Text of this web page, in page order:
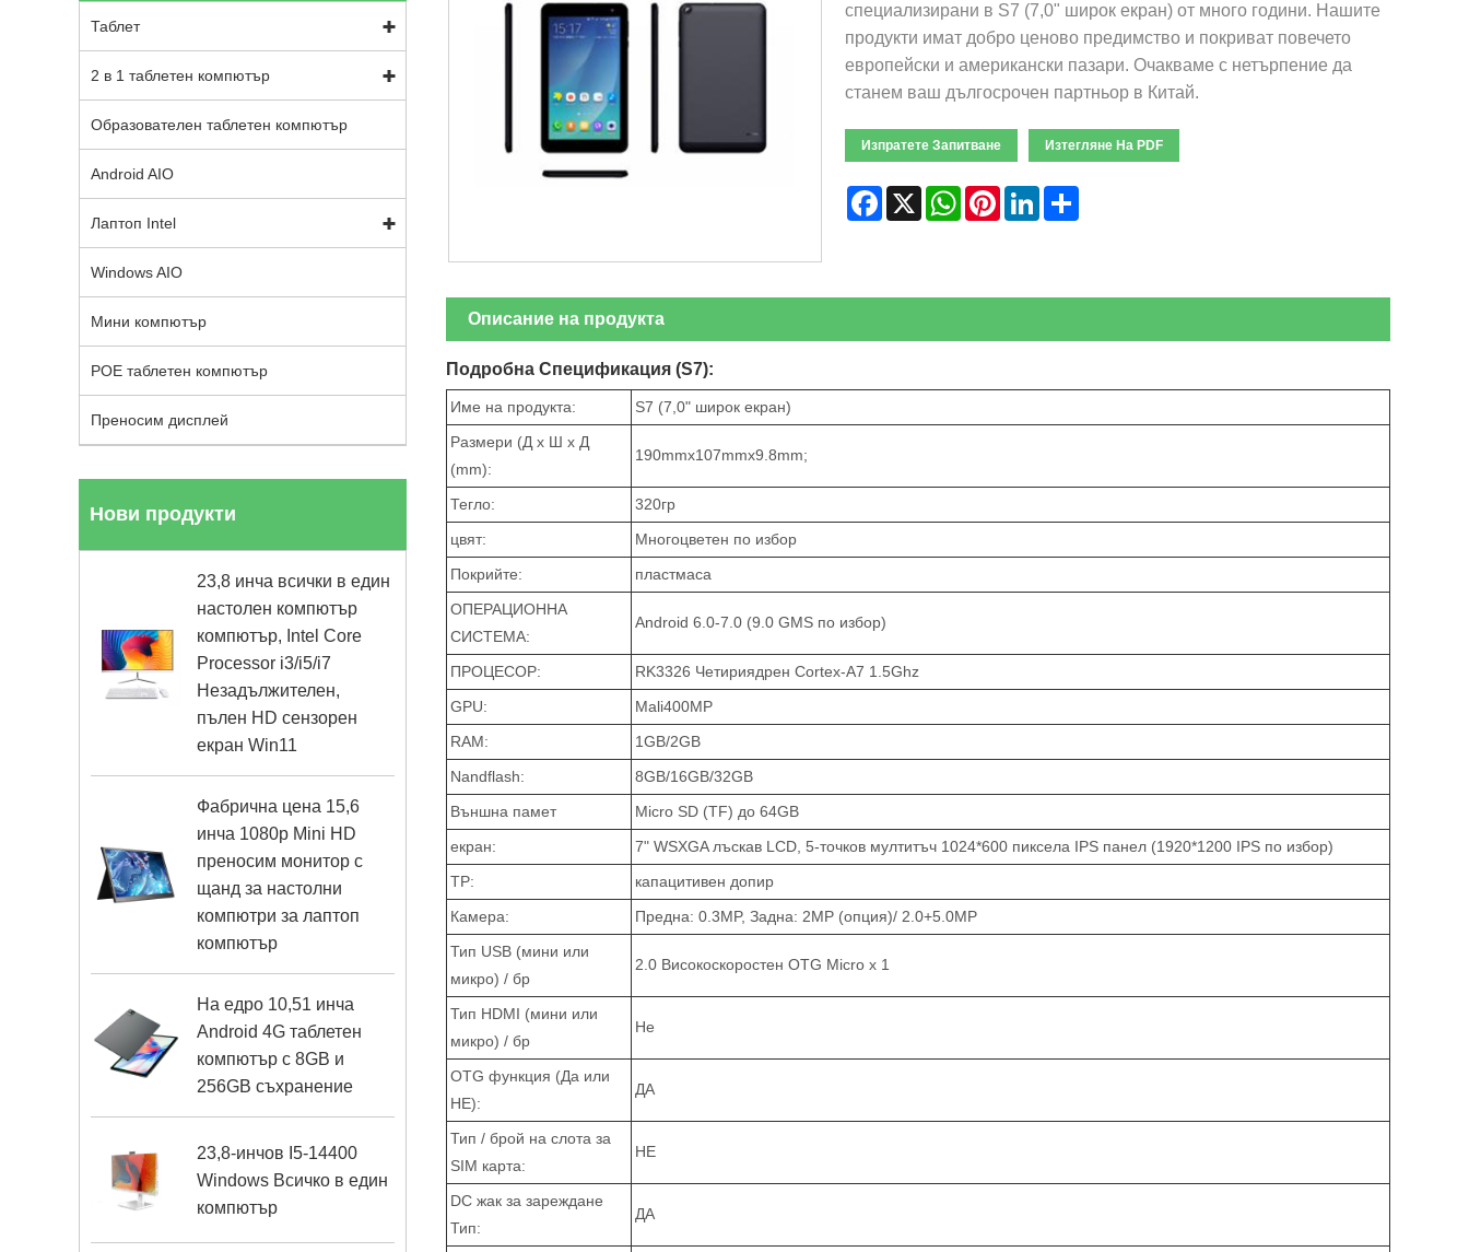
Таблет
2 в 1 таблетен компютър
Образователен таблетен компютър
Android AIO
Лаптоп Intel
Windows AIO
Мини компютър
POE таблетен компютър
Преносим дисплей
Нови продукти
23,8 инча всички в един
настолен компютър
компютър, Intel Core
Processor i3/i5/i7
Незадължителен,
пълен HD сензорен
екран Win11
Фабрична цена 15,6
инча 1080p Mini HD
преносим монитор с
щанд за настолни
компютри за лаптоп
компютър
На едро 10,51 инча
Android 4G таблетен
компютър с 8GB и
256GB съхранение
23,8-инчов I5-14400
Windows Всичко в един
компютър
специализирани в S7 (7,0" широк екран) от много години. Нашите
продукти имат добро ценово предимство и покриват повечето
европейски и американски пазари. Очакваме с нетърпение да
станем ваш дългосрочен партньор в Китай.
Изпратете Запитване Изтегляне На PDF
Facebook
X WhatsApp
PinterestLinkedInShare
Описание на продукта
Подробна Спецификация (S7):
Име на продукта:
S7 (7,0" широк екран)
Размери (Д x Ш x Д
(mm):
190mmx107mmx9.8mm;
Тегло:
320гр
цвят:
Многоцветен по избор
Покрийте:
пластмаса
ОПЕРАЦИОННА
СИСТЕМА:
Android 6.0-7.0 (9.0 GMS по избор)
ПРОЦЕСОР:
RK3326 Четириядрен Cortex-A7 1.5Ghz
GPU:
Mali400MP
RAM:
1GB/2GB
Nandflash:
8GB/16GB/32GB
Външна памет
Micro SD (TF) до 64GB
екран:
7" WSXGA лъскав LCD, 5-точков мултитъч 1024*600 пиксела IPS панел (1920*1200 IPS по избор)
TP:
капацитивен допир
Камера:
Предна: 0.3MP, Задна: 2MP (опция)/ 2.0+5.0MP
Тип USB (мини или
микро) / бр
2.0 Високоскоростен OTG Micro x 1
Тип HDMI (мини или
микро) / бр
Не
OTG функция (Да или
НЕ):
ДА
Тип / брой на слота за
SIM карта:
НЕ
DC жак за зареждане
Тип:
ДА